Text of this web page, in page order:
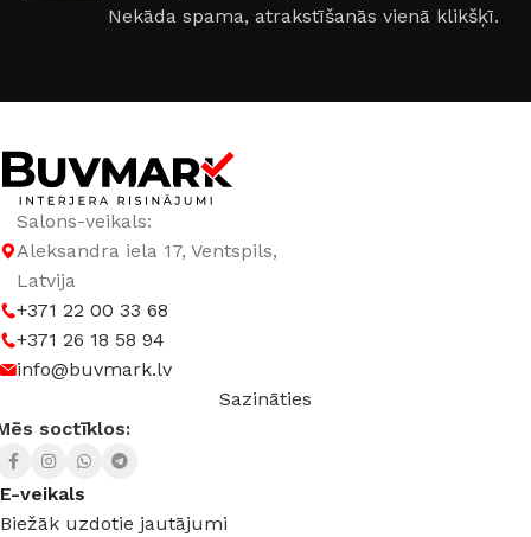
Nekāda spama, atrakstīšanās vienā klikšķī.
Salons-veikals:
Aleksandra iela 17, Ventspils,
Latvija
+371 22 00 33 68
+371 26 18 58 94
info@buvmark.lv
Sazināties
soctīklos:
E-veikals
Biežāk uzdotie jautājumi